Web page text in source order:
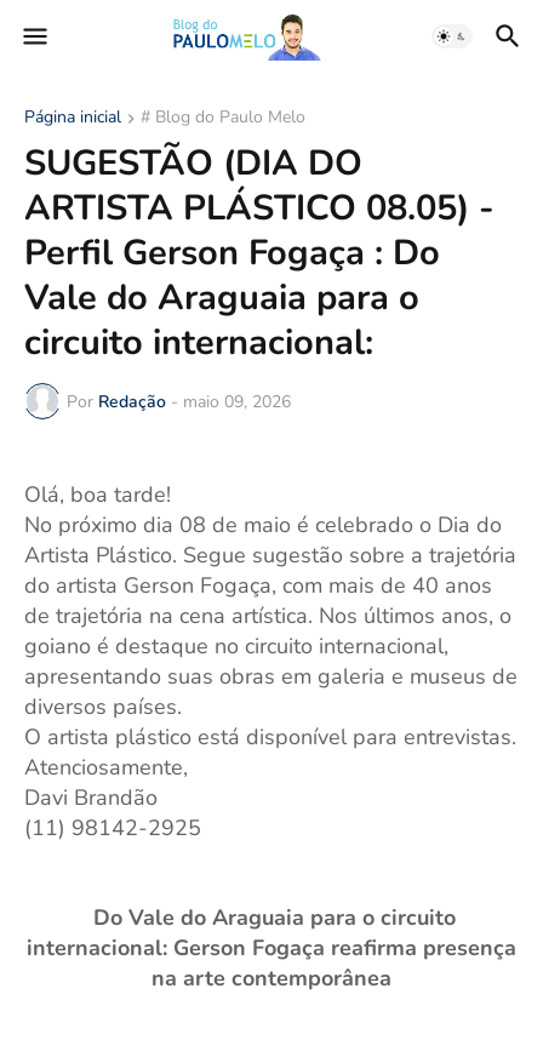
Página inicial # Blog do Paulo Melo
SUGESTÃO (DIA DO
ARTISTA PLÁSTICO 08.05) -
Perfil Gerson Fogaça : Do
Vale do Araguaia para o
circuito internacional:
Por Redação - maio 09, 2026
Olá, boa tarde!
No próximo dia 08 de maio é celebrado o Dia do
Artista Plástico. Segue sugestão sobre a trajetória
do artista Gerson Fogaça, com mais de 40 anos
de trajetória na cena artística. Nos últimos anos, o
goiano é destaque no circuito internacional,
apresentando suas obras em galeria e museus de
diversos países.
O artista plástico está disponível para entrevistas.
Atenciosamente,
Davi Brandão
(11) 98142-2925
Do Vale do Araguaia para o circuito
internacional: Gerson Fogaça reafirma presença
na arte contemporânea